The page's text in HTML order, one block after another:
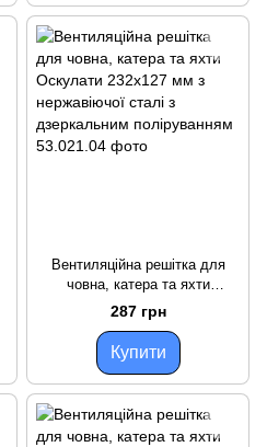
Вентиляційна решітка для
човна, катера та яхти
Оскулати 232х127 мм з
нержавіючої сталі з
дзеркальним поліруванням
287 грн
Купити